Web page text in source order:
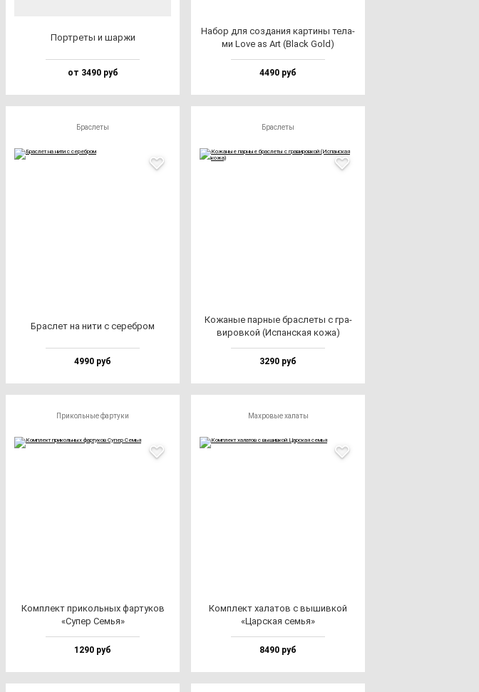
Пор­тре­ты и шар­жи
от 3490 руб
Набор для соз­да­ния кар­ти­ны те­ла­
ми Love as Art (Black Gold)
4490 руб
Браслеты
Брас­лет на ни­ти с се­реб­ром
4990 руб
Браслеты
Кожа­ные пар­ные брас­ле­ты с гра­
ви­ров­кой (Испан­ская ко­жа)
3290 руб
Прикольные фартуки
Ком­плект при­коль­ных фар­ту­ков
«Супер Семья»
1290 руб
Махровые халаты
Ком­плект ха­ла­тов с вы­шив­кой
«Цар­ская семья»
8490 руб